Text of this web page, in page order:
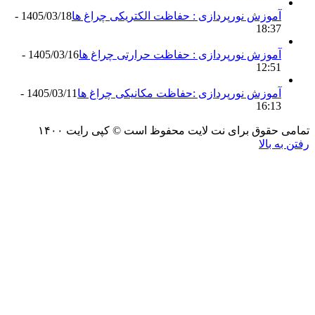
نورپردازی : حفاظت الکتریکی چراغ ها
1405/03/18 -
نورپردازی : حفاظت حرارتی چراغ ها
1405/03/16 -
نورپردازی :حفاظت مکانیکی چراغ ها
1405/03/11 -
برای نت لایت محفوظ است © کپی رایت ۱۴۰۰
بالا